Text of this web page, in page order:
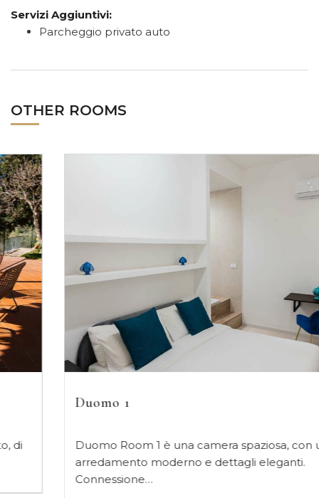
Servizi Aggiuntivi:
Parcheggio privato auto
OTHER ROOMS
Duomo 1
Duomo Room 1 è una camera spaziosa, con un
arredamento moderno e dettagli eleganti.
Connessione…